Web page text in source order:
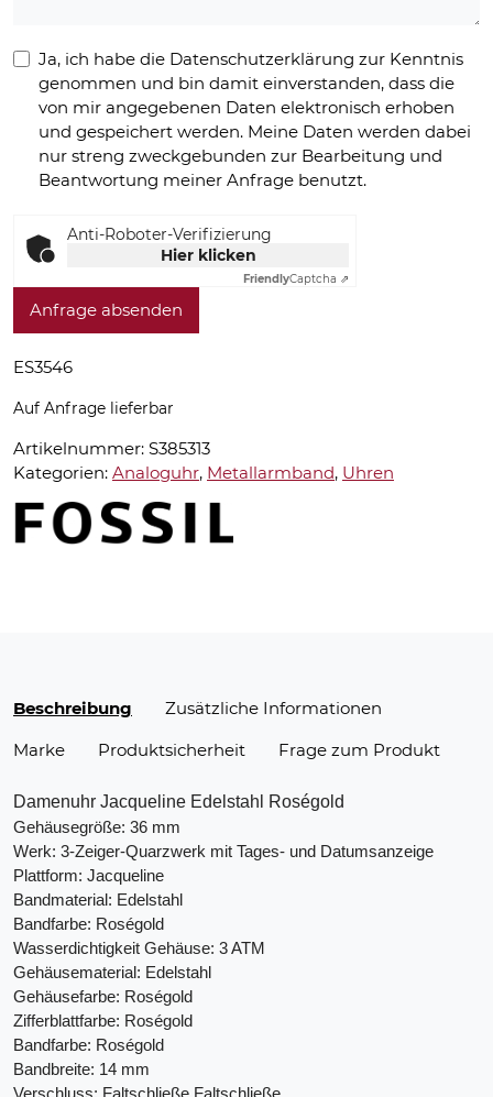
Ja, ich habe die Datenschutzerklärung zur Kenntnis
genommen und bin damit einverstanden, dass die
von mir angegebenen Daten elektronisch erhoben
und gespeichert werden. Meine Daten werden dabei
nur streng zweckgebunden zur Bearbeitung und
Beantwortung meiner Anfrage benutzt.
Anti-Roboter-Verifizierung
Hier klicken
FriendlyCaptcha ⇗
Anfrage absenden
ES3546
Auf Anfrage lieferbar
Artikelnummer: S385313
Kategorien: Analoguhr, Metallarmband, Uhren
Beschreibung
Zusätzliche Informationen
Marke
Produktsicherheit Frage zum Produkt
Damenuhr Jacqueline Edelstahl Roségold
Gehäusegröße: 36 mm
Werk: 3-Zeiger-Quarzwerk mit Tages- und Datumsanzeige
Plattform: Jacqueline
Bandmaterial: Edelstahl
Bandfarbe: Roségold
Wasserdichtigkeit Gehäuse: 3 ATM
Gehäusematerial: Edelstahl
Gehäusefarbe: Roségold
Zifferblattfarbe: Roségold
Bandfarbe: Roségold
Bandbreite: 14 mm
Verschluss: Faltschließe Faltschließe